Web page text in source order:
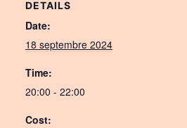
DETAILS
Date:
18 septembre 2024
Time:
20:00 - 22:00
Cost: